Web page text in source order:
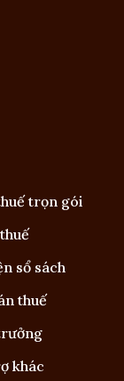
trọn gói
sổ sách
thuế
khác